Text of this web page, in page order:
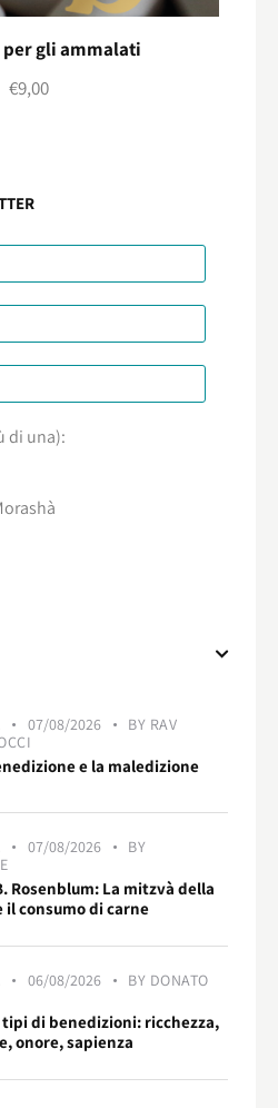
gli ammalati
€9,00
di una):
07/08/2026 BY RAV
e la maledizione
07/08/2026
BY
Rosenblum: La mitzvà della
il consumo di carne
06/08/2026 BY DONATO
tipi di benedizioni: ricchezza,
onore, sapienza